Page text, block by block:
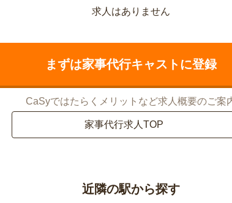
求人はありません
まずは家事代行キャストに登録
CaSyではたらくメリットなど求人概要のご案
家事代行求人TOP
近隣の駅から探す